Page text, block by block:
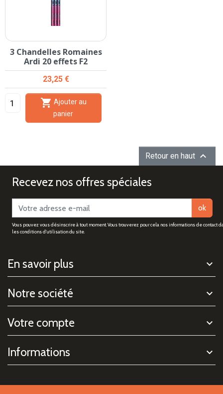
3 Chandelles Romaines
Ardi 20 effets F2
Prix
23,25 €

panier
Retour en haut 
Recevez nos offres spéciales
ok
Vous pouvez vous désinscrire à tout moment. Vous trouverez pour cela nos informations de contact
les conditions d'utilisation du site.
En savoir plus
Notre société
Votre compte
Informations